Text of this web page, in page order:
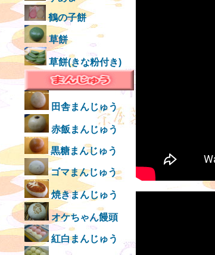
鶴の子餅
草餅
草餅(きな粉付き)
田舎まんじゅう
赤飯まんじゅう
黒糖まんじゅう
ゴマまんじゅう
焼きまんじゅう
オケちゃん饅頭
紅白まんじゅう